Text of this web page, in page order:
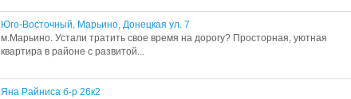
Юго-Восточный, Марьино, Донецкая ул. 7
м.Марьино. Устали тратить свое время на дорогу? Просторная, уютная
квартира в районе с развитой...
Яна Райниса б-р 26к2